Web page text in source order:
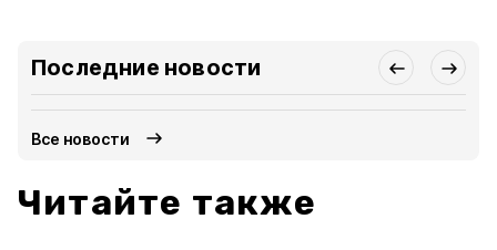
Последние новости
Все новости
Читайте также